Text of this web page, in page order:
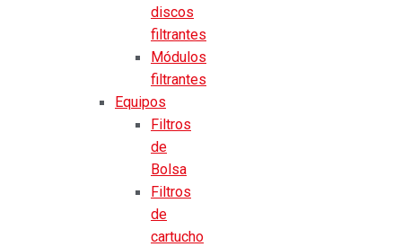
discos
filtrantes
Módulos
filtrantes
Equipos
Filtros
de
Bolsa
Filtros
de
cartucho